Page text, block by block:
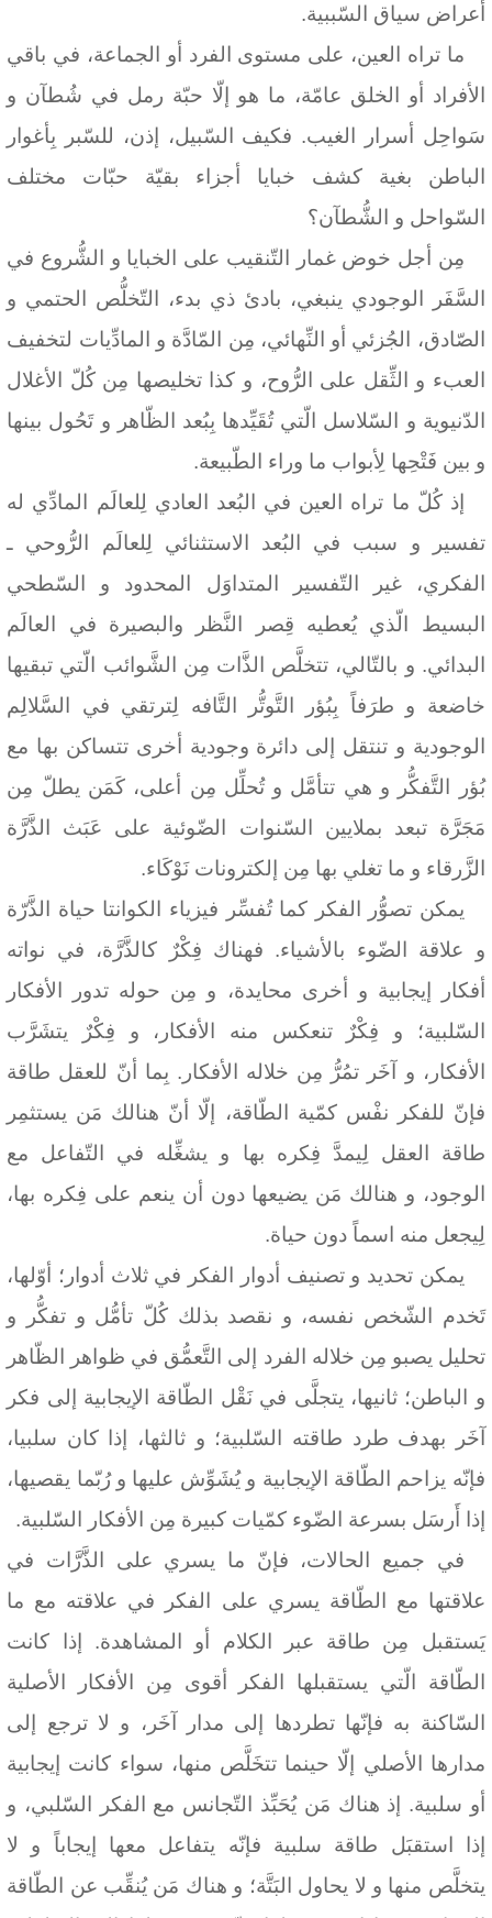
أعراض سياق السّببية.
ما تراه العين، على مستوى الفرد أو الجماعة، في باقي
الأفراد أو الخلق عامّة، ما هو إلّا حبّة رمل في شُطآن و
سَواحِل أسرار الغيب. فكيف السّبيل، إذن، للسّبر بِأغوار
الباطن بغية كشف خبايا أجزاء بقيّة حبّات مختلف
السّواحل و الشُّطآن؟
مِن أجل خوض غمار التّنقيب على الخبايا و الشُّروع في
السَّفَر الوجودي ينبغي، بادئ ذي بدء، التّخلُّص الحتمي و
الصّادق، الجُزئي أو النِّهائي، مِن المّادَّة و المادِّيات لتخفيف
العبء و الثِّقل على الرُّوح، و كذا تخليصها مِن كُلّ الأغلال
الدّنيوية و السّلاسل الّتي تُقَيِّدها بِبُعد الظّاهر و تَحُول بينها
و بين فَتْحِها لِأبواب ما وراء الطّبيعة.
إذ كُلّ ما تراه العين في البُعد العادي لِلعالَم المادِّي له
تفسير و سبب في البُعد الاستثنائي لِلعالَم الرُّوحي ـ
الفكري، غير التّفسير المتداوَل المحدود و السّطحي
البسيط الّذي يُعطيه قِصر النَّظر والبصيرة في العالَم
البدائي. و بالتّالي، تتخلَّص الذَّات مِن الشَّوائب الّتي تبقيها
خاضعة و طرَفاً بِبُؤر التَّوتُّر التَّافه لِترتقي في السَّلالِم
الوجودية و تنتقل إلى دائرة وجودية أخرى تتساكن بها مع
بُؤر التَّفكُّر و هي تتأمَّل و تُحلِّل مِن أعلى، كَمَن يطلّ مِن
مَجَرَّة تبعد بملايين السّنوات الضّوئية على عَبَث الذَّرَّة
الزَّرقاء و ما تغلي بها مِن إلكترونات نَوْكَاء.
يمكن تصوُّر الفكر كما تُفسِّر فيزياء الكوانتا حياة الذَّرّة
و علاقة الضّوء بالأشياء. فهناك فِكْرٌ كالذَّرَّة، في نواته
أفكار إيجابية و أخرى محايدة، و مِن حوله تدور الأفكار
السّلبية؛ و فِكْرٌ تنعكس منه الأفكار، و فِكْرٌ يتشَرَّب
الأفكار، و آخَر تمُرُّ مِن خلاله الأفكار. بِما أنّ للعقل طاقة
فإنّ للفكر نفْس كمّية الطّاقة، إلّا أنّ هنالك مَن يستثمِر
طاقة العقل لِيمدَّ فِكره بها و يشغِّله في التّفاعل مع
الوجود، و هنالك مَن يضيعها دون أن ينعم على فِكره بها،
لِيجعل منه اسماً دون حياة.
يمكن تحديد و تصنيف أدوار الفكر في ثلاث أدوار؛ أوّلها،
تَخدم الشّخص نفسه، و نقصد بذلك كُلّ تأمُّل و تفكُّر و
تحليل يصبو مِن خلاله الفرد إلى التَّعمُّق في ظواهر الظّاهر
و الباطن؛ ثانيها، يتجلَّى في نَقْل الطّاقة الإيجابية إلى فكر
آخَر بهدف طرد طاقته السّلبية؛ و ثالثها، إذا كان سلبيا،
فإنّه يزاحم الطّاقة الإيجابية و يُشَوِّش عليها و رُبّما يقصيها،
إذا أَرسَل بسرعة الضّوء كمّيات كبيرة مِن الأفكار السّلبية.
في جميع الحالات، فإنّ ما يسري على الذَّرَّات في
علاقتها مع الطّاقة يسري على الفكر في علاقته مع ما
يَستقبل مِن طاقة عبر الكلام أو المشاهدة.
إذا كانت
الطّاقة الّتي يستقبلها الفكر أقوى مِن الأفكار الأصلية
السّاكنة به فإنّها تطردها إلى مدار آخَر، و لا ترجع إلى
مدارها الأصلي إلّا حينما تتخَلَّص منها، سواء كانت إيجابية
أو سلبية. إذ هناك مَن يُحَبِّذ التّجانس مع الفكر السّلبي، و
إذا استقبَل طاقة سلبية فإنّه يتفاعل معها إيجاباً و لا
يتخلَّص منها و لا يحاول البَتَّة؛ و هناك مَن يُنقِّب عن الطّاقة